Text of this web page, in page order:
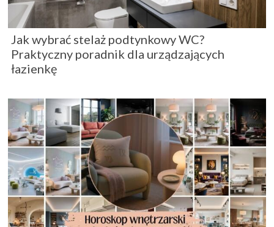
Jak wybrać stelaż podtynkowy WC?
Praktyczny poradnik dla urządzających
łazienkę